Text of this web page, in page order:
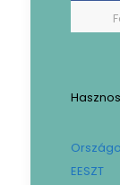
EESZT